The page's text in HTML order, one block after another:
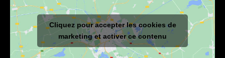
Cliquez pour accepter les cookies de
marketing et activer ce contenu